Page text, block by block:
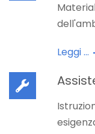
Leggi ...